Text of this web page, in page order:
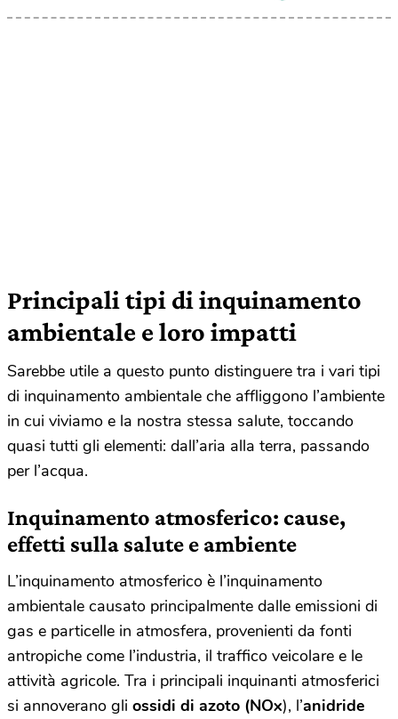
Principali tipi di inquinamento
ambientale e loro impatti
Sarebbe utile a questo punto distinguere tra i vari tipi
di inquinamento ambientale che affliggono l’ambiente
in cui viviamo e la nostra stessa salute, toccando
quasi tutti gli elementi: dall’aria alla terra, passando
per l’acqua.
Inquinamento atmosferico: cause,
effetti sulla salute e ambiente
L’inquinamento atmosferico è l’inquinamento
ambientale causato principalmente dalle emissioni di
gas e particelle in atmosfera, provenienti da fonti
antropiche come l’industria, il traffico veicolare e le
attività agricole. Tra i principali inquinanti atmosferici
si annoverano gli ossidi di azoto (NOx), l’anidride